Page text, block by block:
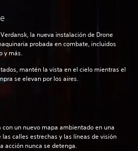
la nueva instalación de Drone
probada en combate, incluidos
y más.
mantén la vista en el cielo mientras el
se elevan por los aires.
un nuevo mapa ambientado en una
calles estrechas y las líneas de visión
acción nunca se detenga.